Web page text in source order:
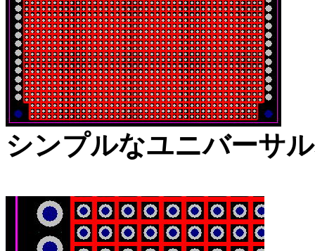
シンプルなユニバーサ